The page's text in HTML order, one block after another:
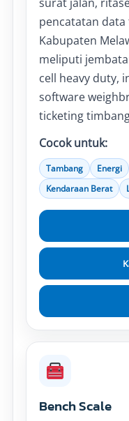
pencatatan
Kabupaten
meliputi
cell heavy duty,
software
ticketing
Cocok untuk:
Tambang Energi
Kendaraan Berat
Bench Scale